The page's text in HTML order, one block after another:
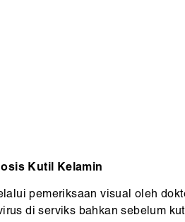
Kutil Kelamin
pemeriksaan visual oleh
di serviks bahkan sebelum